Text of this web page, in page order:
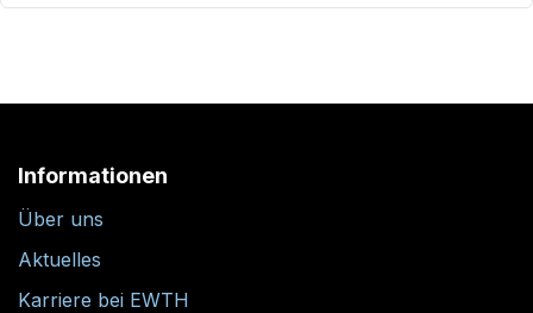
Informationen
Über uns
Aktuelles
Karriere bei EWTH